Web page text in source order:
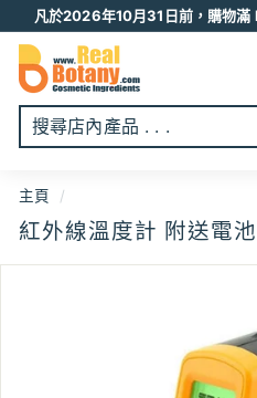
至
凡於2026年10月31日前，購物
R
E
A
L
O
T
A
N
主頁 /
紅外線溫度計 附送電池